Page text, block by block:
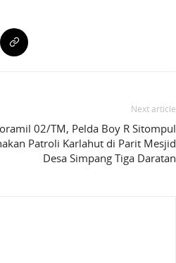
Next article
02/TM, Pelda Boy R Sitompul
Patroli Karlahut di Parit Mesjid
Desa Simpang Tiga Daratan